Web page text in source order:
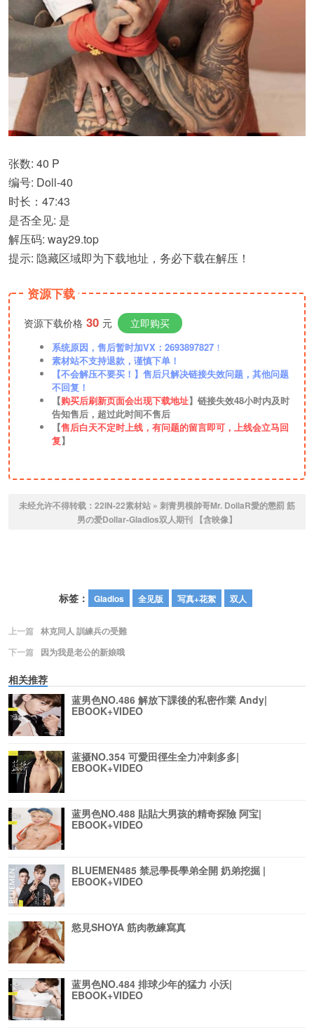
张数: 40 P
编号: Doll-40
时长：47:43
是否全见: 是
解压码: way29.top
提示: 隐藏区域即为下载地址，务必下载在解压！
资源下载
资源下载价格 30 元 立即购买
系统原因，售后暂时加VX：2693897827 ！
素材站不支持退款，谨慎下单！
【不会解压不要买！】售后只解决链接失效问题，其他问题
不回复！
【购买后刷新页面会出现下载地址】链接失效48小时内及时
告知售后，超过此时间不售后
【售后白天不定时上线，有问题的留言即可，上线会立马回
复】
未经允许不得转载： 22IN-22素材站 » 刺青男模帥哥Mr. DollaR愛的懲罰 筋
男の爱Dollar-Gladios双人期刊 【含映像】
标签： Gladios 全见版 写真+花絮 双人
上一篇 林克同人 訓練兵の受難
下一篇
因为我是老公的新娘哦
相关推荐
蓝男色NO.486 解放下課後的私密作業 Andy|
EBOOK+VIDEO
蓝摄NO.354 可愛田徑生全力冲刺多多|
EBOOK+VIDEO
蓝男色NO.488 貼貼大男孩的精奇探險 阿宝|
EBOOK+VIDEO
BLUEMEN485 禁忌學長學弟全開 奶弟挖掘 |
EBOOK+VIDEO
慾見SHOYA 筋肉教練寫真
蓝男色NO.484 排球少年的猛力 小沃|
EBOOK+VIDEO